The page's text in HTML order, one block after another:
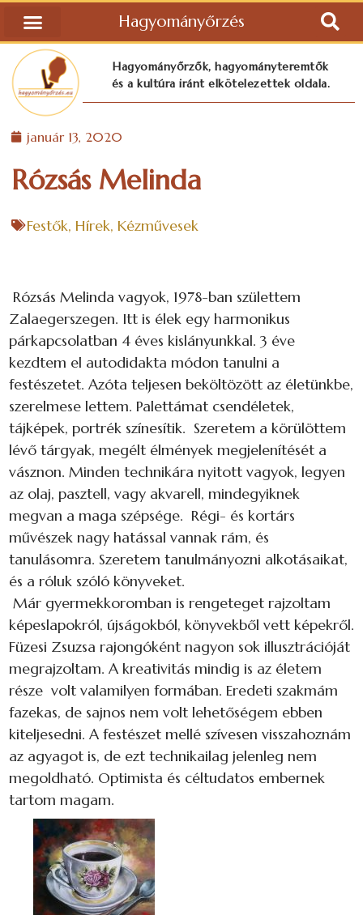
Hagyományőrzés
Hagyományőrzők, hagyományteremtők
és a kultúra iránt elkötelezettek oldala.
január 13, 2020
Rózsás Melinda
Festők,Hírek,Kézművesek
Rózsás Melinda vagyok, 1978-ban születtem
Zalaegerszegen. Itt is élek egy harmonikus
párkapcsolatban 4 éves kislányunkkal. 3 éve
kezdtem el autodidakta módon tanulni a
festészetet. Azóta teljesen beköltözött az életünkbe,
szerelmese lettem. Palettámat csendéletek,
tájképek, portrék színesítik. Szeretem a körülöttem
lévő tárgyak, megélt élmények megjelenítését a
vásznon. Minden technikára nyitott vagyok, legyen
az olaj, pasztell, vagy akvarell, mindegyiknek
megvan a maga szépsége. Régi- és kortárs
művészek nagy hatással vannak rám, és
tanulásomra. Szeretem tanulmányozni alkotásaikat,
és a róluk szóló könyveket.
Már gyermekkoromban is rengeteget rajzoltam
képeslapokról, újságokból, könyvekből vett képekről.
Füzesi Zsuzsa rajongóként nagyon sok illusztrációját
megrajzoltam. A kreativitás mindig is az életem
része volt valamilyen formában. Eredeti szakmám
fazekas, de sajnos nem volt lehetőségem ebben
kiteljesedni. A festészet mellé szívesen visszahoznám
az agyagot is, de ezt technikailag jelenleg nem
megoldható. Optimista és céltudatos embernek
tartom magam.